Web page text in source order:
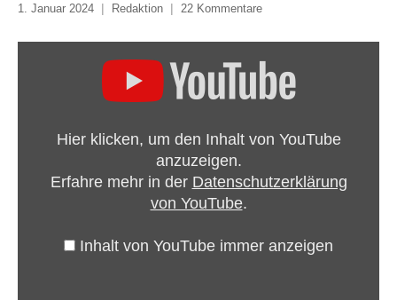
1. Januar 2024 Redaktion 22 Kommentare
Jahresrückblick
Hier klicken, um den Inhalt von YouTube
anzuzeigen.
Erfahre mehr in der Datenschutzerklärung
von YouTube.
Inhalt von YouTube immer anzeigen